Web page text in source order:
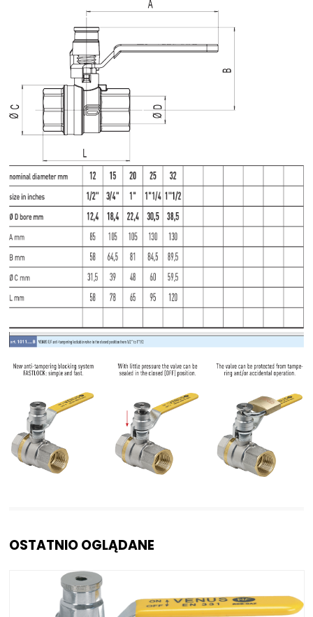
NIP: PL 884 282 31 43
KRS: 0001073679
+48 732 527 128
info@powerhydraulics.eu
www.powerhydraulics.eu
Engineering for motion
OSTATNIO OGLĄDANE